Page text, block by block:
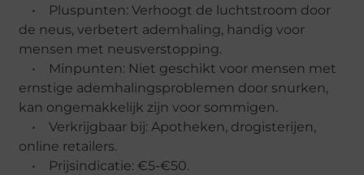
• Pluspunten: Verhoogt de luchtstroom door
de neus, verbetert ademhaling, handig voor
mensen met neusverstopping.
• Minpunten: Niet geschikt voor mensen met
ernstige ademhalingsproblemen door snurken,
kan ongemakkelijk zijn voor sommigen.
• Verkrijgbaar bij: Apotheken, drogisterijen,
online retailers.
• Prijsindicatie: €5-€50.